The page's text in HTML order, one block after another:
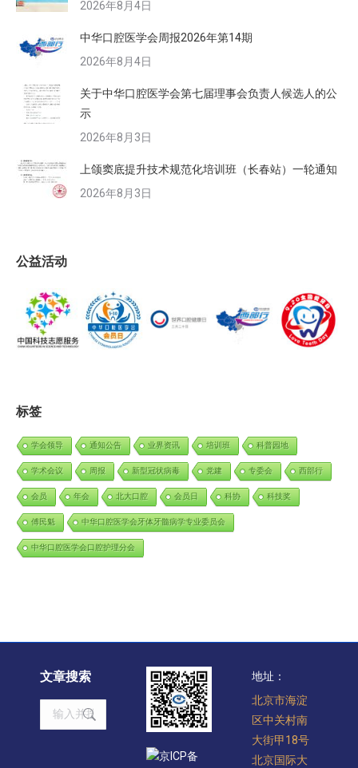
2026年8月4日
中华口腔医学会周报2026年第14期
2026年8月4日
关于中华口腔医学会第七届理事会负责人候选人的公
示
2026年8月3日
上颌窦底提升技术规范化培训班（长春站）一轮通知
2026年8月3日
公益活动
标签
学会领导 通知公告 业界资讯 培训班 科普园地
学术会议 周报 新型冠状病毒 党建 专委会 西部行
会员 年会 北大口腔 会员日 科协 科技奖
傅民魁 中华口腔医学会牙体牙髓病学专业委员会
中华口腔医学会口腔护理分会
文章搜索
Search:
京ICP备
地址：
北京市海淀
区中关村南
大街甲18号
北京国际大